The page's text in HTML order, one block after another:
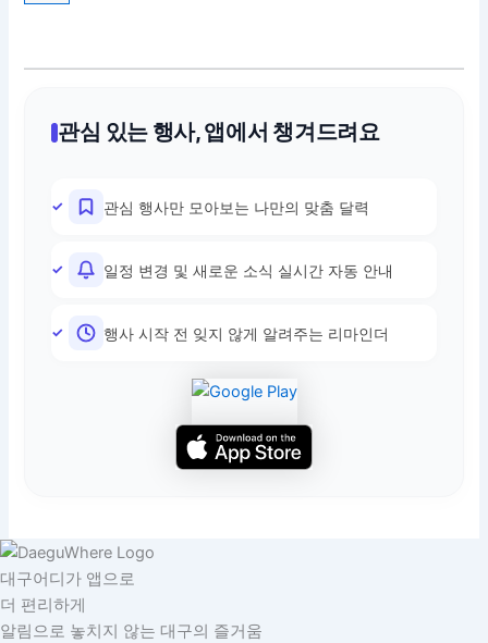
관심 있는 행사, 앱에서 챙겨드려요
관심 행사만 모아보는 나만의 맞춤 달력
일정 변경 및 새로운 소식 실시간 자동 안내
행사 시작 전 잊지 않게 알려주는 리마인더
대구어디가 앱으로
더 편리하게
알림으로 놓치지 않는 대구의 즐거움